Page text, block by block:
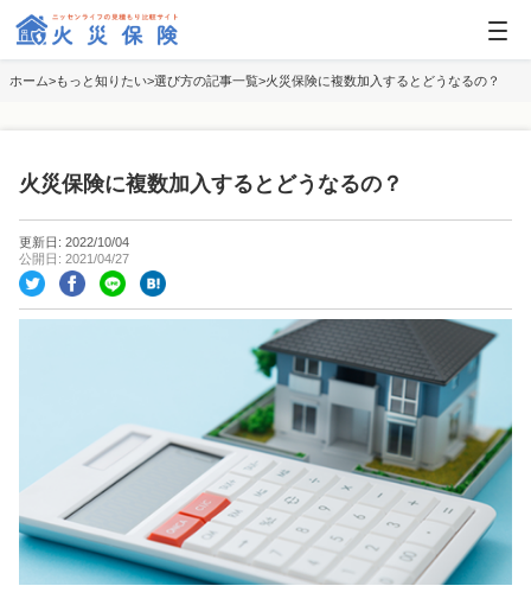
ホーム もっと知りたい 選び方の記事一覧 火災保険に複数加入するとどうなるの？
火災保険に複数加入するとどうなるの？
更新日: 2022/10/04
公開日: 2021/04/27